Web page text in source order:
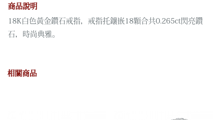
數
商品說明
18K白色黃金鑽石戒指，戒指托鑲嵌18顆合共0.265ct閃亮鑽
石，時尚典雅。
相關商品